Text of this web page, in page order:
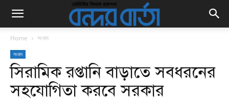
Home সংবাদ
সংবাদ
সিরামিক রপ্তানি বাড়াতে সবধরনের
সহযোগিতা করবে সরকার